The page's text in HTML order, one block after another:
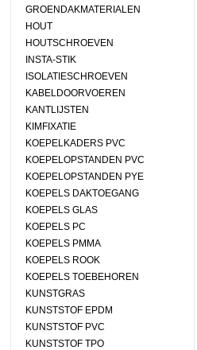
GROENDAKMATERIALEN
HOUT
HOUTSCHROEVEN
INSTA-STIK
ISOLATIESCHROEVEN
KABELDOORVOEREN
KANTLIJSTEN
KIMFIXATIE
KOEPELKADERS PVC
KOEPELOPSTANDEN PVC
KOEPELOPSTANDEN PYE
KOEPELS DAKTOEGANG
KOEPELS GLAS
KOEPELS PC
KOEPELS PMMA
KOEPELS ROOK
KOEPELS TOEBEHOREN
KUNSTGRAS
KUNSTSTOF EPDM
KUNSTSTOF PVC
KUNSTSTOF TPO